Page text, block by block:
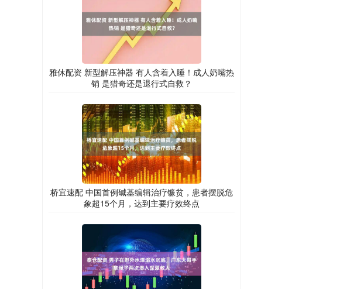
雅休配资 新型解压神器 有人含着入睡！成人奶嘴热
销 是猎奇还是退行式自救？
桥宜速配 中国首例碱基编辑治疗镰贫，患者摆脱危
象超15个月，达到主要疗效终点